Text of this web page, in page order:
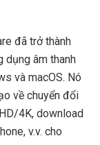
đã trở thành
dụng âm thanh
và macOS. Nó
về chuyển đổi
4K, download
v.v. cho